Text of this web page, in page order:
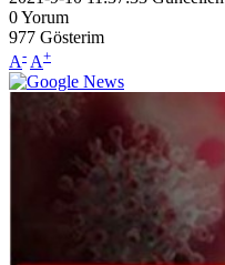
0Yorum
977 Gösterim
A- A+